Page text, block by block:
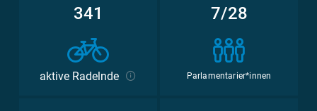
341
aktive Radelnde
7/28
Parlamentarier*innen